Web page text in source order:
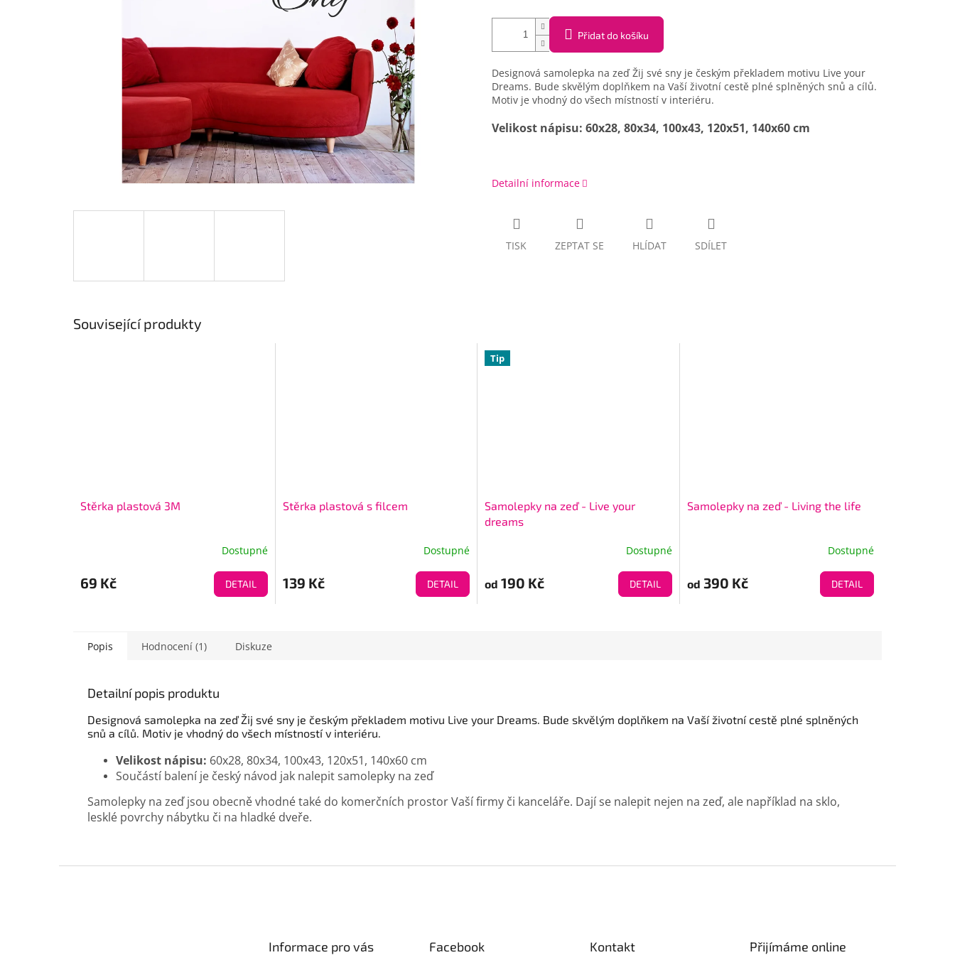
Přidat do košíku
Designová samolepka na zeď Žij své sny je českým překladem motivu Live your
Dreams. Bude skvělým doplňkem na Vaší životní cestě plné splněných snů a cílů.
Motiv je vhodný do všech místností v interiéru.
Velikost nápisu: 60x28, 80x34, 100x43, 120x51, 140x60 cm
Detailní informace
TISK ZEPTAT SE HLÍDAT SDÍLET
Související produkty
Stěrka plastová 3M
Dostupné
69 Kč DETAIL
Stěrka plastová s filcem
Dostupné
139 Kč DETAIL
Tip
Samolepky na zeď - Live your
dreams
Dostupné
od 190 Kč DETAIL
Samolepky na zeď - Living the life
Dostupné
od 390 Kč DETAIL
Popis Hodnocení (1) Diskuze
Detailní popis produktu
Designová samolepka na zeď Žij své sny je českým překladem motivu Live your Dreams. Bude skvělým doplňkem na Vaší životní cestě plné splněných
snů a cílů. Motiv je vhodný do všech místností v interiéru.
Velikost nápisu: 60x28, 80x34, 100x43, 120x51, 140x60 cm
Součástí balení je český návod jak nalepit samolepky na zeď
Samolepky na zeď jsou obecně vhodné také do komerčních prostor Vaší firmy či kanceláře. Dají se nalepit nejen na zeď, ale například na sklo,
lesklé povrchy nábytku či na hladké dveře.
Informace pro vás Facebook Kontakt
Přijímáme online